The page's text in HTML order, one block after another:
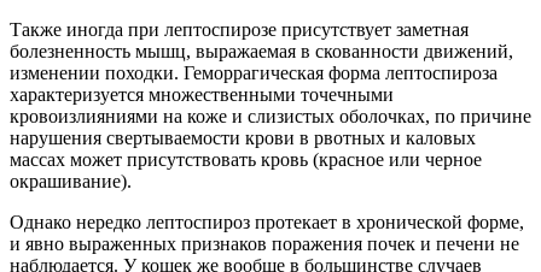
Также иногда при лептоспирозе присутствует заметная
болезненность мышц, выражаемая в скованности движений,
изменении походки. Геморрагическая форма лептоспироза
характеризуется множественными точечными
кровоизлияниями на коже и слизистых оболочках, по причине
нарушения свертываемости крови в рвотных и каловых
массах может присутствовать кровь (красное или черное
окрашивание).
Однако нередко лептоспироз протекает в хронической форме,
и явно выраженных признаков поражения почек и печени не
наблюдается. У кошек же вообще в большинстве случаев